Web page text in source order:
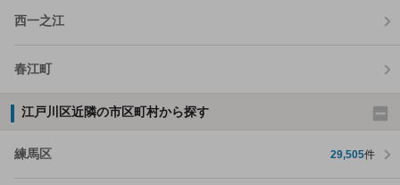
西一之江
春江町
江戸川区近隣の市区町村から探す
練馬区 29,505件